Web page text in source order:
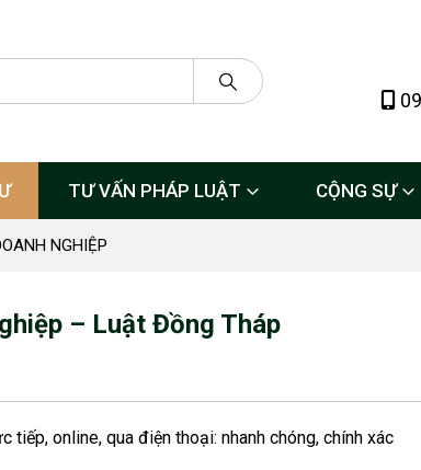
TƯ VẤN PHÁP LUẬT CỘNG SỰ
NGHIỆP
– Luật Đồng Tháp
online, qua điện thoại: nhanh chóng, chính xác